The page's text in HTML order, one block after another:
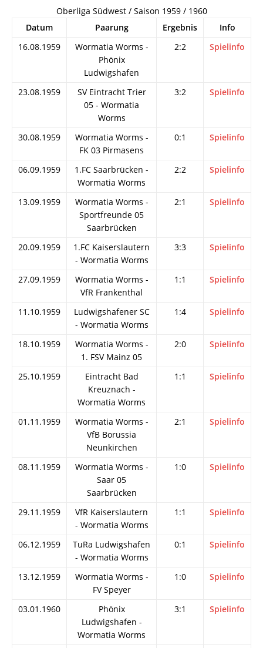
Oberliga Südwest / Saison 1959 / 1960
Datum
Paarung Ergebnis
Info
16.08.1959
Wormatia Worms -
Phönix
Ludwigshafen
2:2 Spielinfo
23.08.1959
SV Eintracht Trier
05 - Wormatia
Worms
3:2 Spielinfo
30.08.1959
Wormatia Worms -
FK 03 Pirmasens
0:1 Spielinfo
06.09.1959
1.FC Saarbrücken -
Wormatia Worms
2:2 Spielinfo
13.09.1959
Wormatia Worms -
Sportfreunde 05
Saarbrücken
2:1 Spielinfo
20.09.1959
1.FC Kaiserslautern
- Wormatia Worms
3:3 Spielinfo
27.09.1959
Wormatia Worms -
VfR Frankenthal
1:1 Spielinfo
11.10.1959
Ludwigshafener SC
- Wormatia Worms
1:4 Spielinfo
18.10.1959
Wormatia Worms -
1. FSV Mainz 05
2:0 Spielinfo
25.10.1959
Eintracht Bad
Kreuznach -
Wormatia Worms
1:1 Spielinfo
01.11.1959
Wormatia Worms -
VfB Borussia
Neunkirchen
2:1 Spielinfo
08.11.1959
Wormatia Worms -
Saar 05
Saarbrücken
1:0 Spielinfo
29.11.1959
VfR Kaiserslautern
- Wormatia Worms
1:1 Spielinfo
06.12.1959
TuRa Ludwigshafen
- Wormatia Worms
0:1 Spielinfo
13.12.1959
Wormatia Worms -
FV Speyer
1:0 Spielinfo
03.01.1960
Phönix
Ludwigshafen -
Wormatia Worms
3:1 Spielinfo